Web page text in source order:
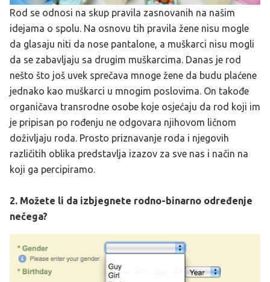
Rod se odnosi na skup pravila zasnovanih na našim
idejama o spolu. Na osnovu tih pravila žene nisu mogle
da glasaju niti da nose pantalone, a muškarci nisu mogli
da se zabavljaju sa drugim muškarcima. Danas je rod
nešto što još uvek sprečava mnoge žene da budu plaćene
jednako kao muškarci u mnogim poslovima. On takođe
organičava transrodne osobe koje osjećaju da rod koji im
je pripisan po rođenju ne odgovara njihovom ličnom
doživljaju roda. Prosto priznavanje roda i njegovih
različitih oblika predstavlja izazov za sve nas i način na
koji ga percipiramo.
2. Možete li da izbjegnete rodno-binarno određenje
nečega?